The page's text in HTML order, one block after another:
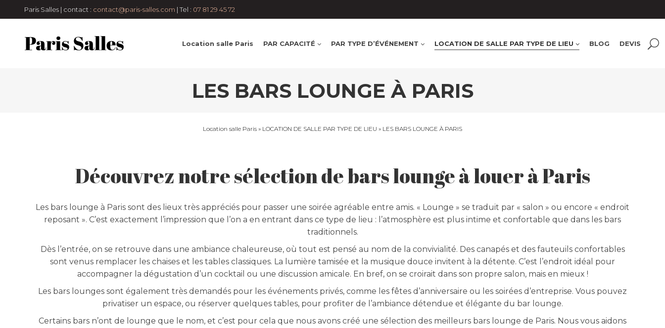
Paris Salles | contact : contact@paris-salles.com | Tel : 07 81 29 45 72
Location salle Paris PAR CAPACITÉ PAR TYPE D’ÉVÉNEMENT LOCATION DE SALLE PAR TYPE DE LIEU BLOG DEVIS
LES BARS LOUNGE À PARIS
Location salle Paris » LOCATION DE SALLE PAR TYPE DE LIEU » LES BARS LOUNGE À PARIS
Découvrez notre sélection de bars lounge à louer à Paris
Les bars lounge à Paris sont des lieux très appréciés pour passer une soirée agréable entre amis. « Lounge » se traduit par « salon » ou encore « endroit
reposant ». C’est exactement l’impression que l’on a en entrant dans ce type de lieu : l’atmosphère est plus intime et confortable que dans les bars
traditionnels.
Dès l’entrée, on se retrouve dans une ambiance chaleureuse, où tout est pensé au nom de la convivialité. Des canapés et des fauteuils confortables
sont venus remplacer les chaises et les tables classiques. La lumière tamisée et la musique douce invitent à la détente. C’est l’endroit idéal pour
accompagner la dégustation d’un cocktail ou une discussion amicale. En bref, on se croirait dans son propre salon, mais en mieux !
Les bars lounges sont également très demandés pour les événements privés, comme les fêtes d’anniversaire ou les soirées d’entreprise. Vous pouvez
privatiser un espace, ou réserver quelques tables, pour profiter de l’ambiance détendue et élégante du bar lounge.
Certains bars n’ont de lounge que le nom, et c’est pour cela que nous avons créé une sélection des meilleurs bars lounge de Paris. Nous vous aidons